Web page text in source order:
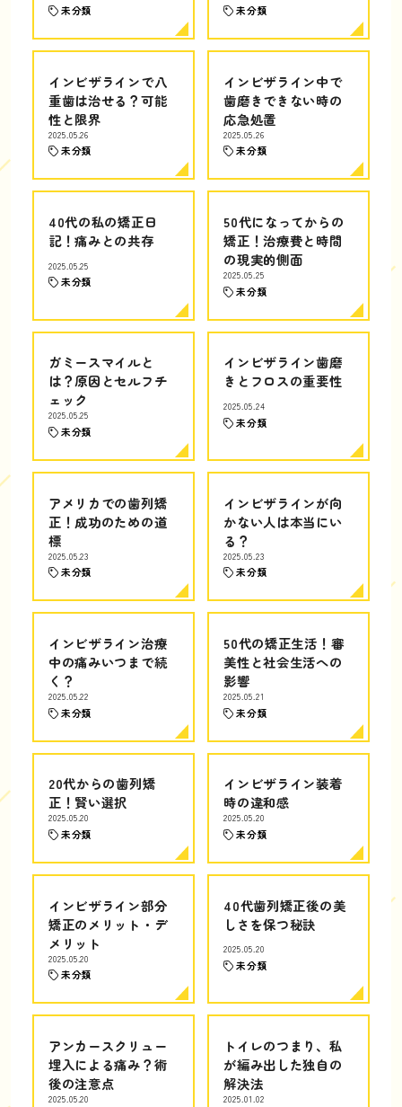
未分類 未分類
インビザラインで八
重歯は治せる？可能
性と限界
2025.05.26
未分類
インビザライン中で
歯磨きできない時の
応急処置
2025.05.26
未分類
40代の私の矯正日
記！痛みとの共存
2025.05.25
未分類
50代になってからの
矯正！治療費と時間
の現実的側面
2025.05.25
未分類
ガミースマイルと
は？原因とセルフチ
ェック
2025.05.25
未分類
インビザライン歯磨
きとフロスの重要性
2025.05.24
未分類
アメリカでの歯列矯
正！成功のための道
標
2025.05.23
未分類
インビザラインが向
かない人は本当にい
る？
2025.05.23
未分類
インビザライン治療
中の痛みいつまで続
く？
2025.05.22
未分類
50代の矯正生活！審
美性と社会生活への
影響
2025.05.21
未分類
20代からの歯列矯
正！賢い選択
2025.05.20
未分類
インビザライン装着
時の違和感
2025.05.20
未分類
インビザライン部分
矯正のメリット・デ
メリット
2025.05.20
未分類
40代歯列矯正後の美
しさを保つ秘訣
2025.05.20
未分類
アンカースクリュー
埋入による痛み？術
後の注意点
2025.05.20
トイレのつまり、私
が編み出した独自の
解決法
2025.01.02